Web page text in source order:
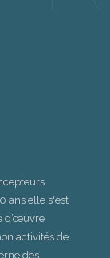
ans elle s'est
d’œuvre
activités de
des